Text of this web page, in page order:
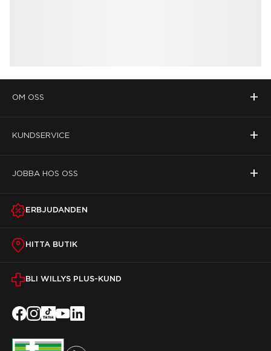
OM OSS +
KUNDSERVICE +
JOBBA HOS OSS +
ERBJUDANDEN
HITTA BUTIK
BLI WILLYS PLUS-KUND